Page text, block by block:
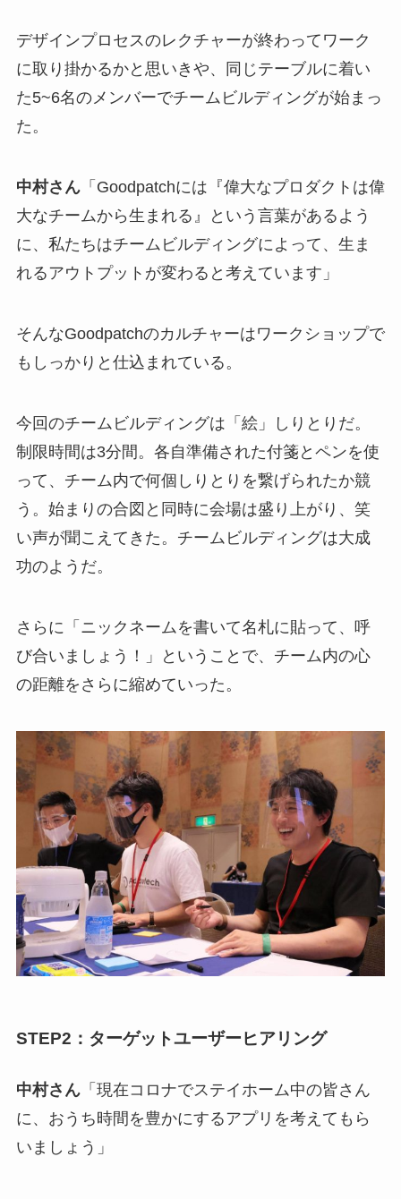
デザインプロセスのレクチャーが終わってワーク
に取り掛かるかと思いきや、同じテーブルに着い
た5~6名のメンバーでチームビルディングが始まっ
た。
中村さん「Goodpatchには『偉大なプロダクトは偉
大なチームから生まれる』という言葉があるよう
に、私たちはチームビルディングによって、生ま
れるアウトプットが変わると考えています」
そんなGoodpatchのカルチャーはワークショップで
もしっかりと仕込まれている。
今回のチームビルディングは「絵」しりとりだ。
制限時間は3分間。各自準備された付箋とペンを使
って、チーム内で何個しりとりを繋げられたか競
う。始まりの合図と同時に会場は盛り上がり、笑
い声が聞こえてきた。チームビルディングは大成
功のようだ。
さらに「ニックネームを書いて名札に貼って、呼
び合いましょう！」ということで、チーム内の心
の距離をさらに縮めていった。
STEP2：ターゲットユーザーヒアリング
中村さん「現在コロナでステイホーム中の皆さん
に、おうち時間を豊かにするアプリを考えてもら
いましょう」